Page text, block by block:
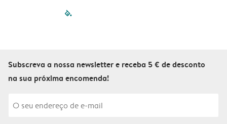
filled-pagination
Subscreva a nossa newsletter e receba 5 € de desconto
na sua próxima encomenda!